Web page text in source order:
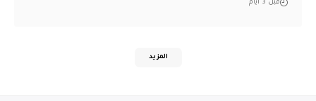
قبل 3 أيام
المزيد